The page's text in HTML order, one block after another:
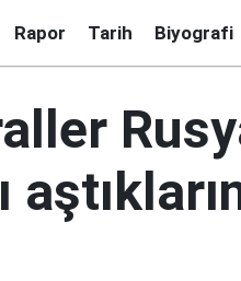
Rapor Tarih Biyografi